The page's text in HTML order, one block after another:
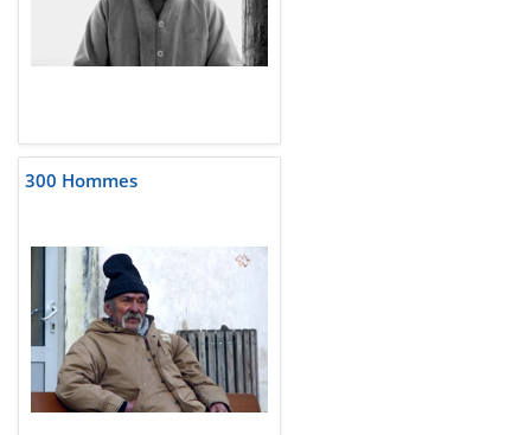
300 Hommes